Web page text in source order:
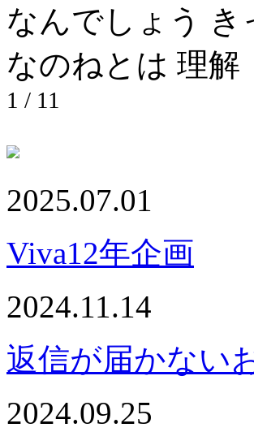
なんでしょう
なのねとは 理解
1 / 1 1
2025.07.01
Viva12年企画
2024.11.14
返信が届かない
2024.09.25